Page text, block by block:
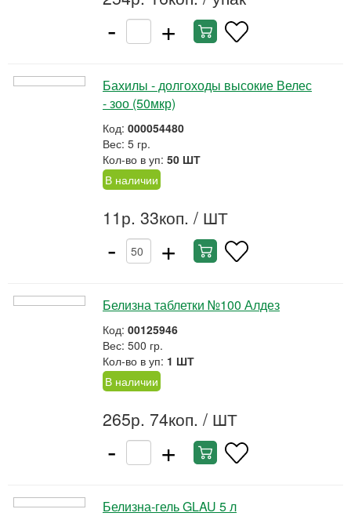
- +
Бахилы - долгоходы высокие Велес
- зоо (50мкр)
Код: 000054480
Вес: 5 гр.
Кол-во в уп: 50 ШТ
В наличии
11р. 33коп. / ШТ
- +
Белизна таблетки №100 Алдез
Код: 00125946
Вес: 500 гр.
Кол-во в уп: 1 ШТ
В наличии
265р. 74коп. / ШТ
- +
Белизна-гель GLAU 5 л